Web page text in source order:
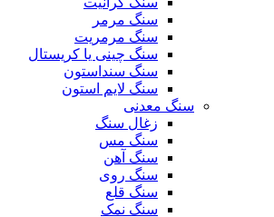
سنگ مرمر
سنگ مرمریت
سنگ چینی یا کریستال
سنگ سنداستون
سنگ لایم استون
سنگ معدنی
زغال سنگ
سنگ مس
سنگ آهن
سنگ روی
سنگ قلع
سنگ نمک